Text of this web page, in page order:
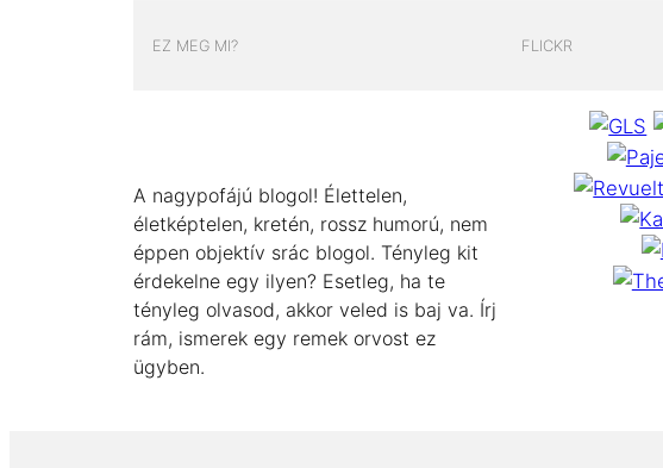
EZ MEG MI?
A nagypofájú blogol! Élettelen,
életképtelen, kretén, rossz humorú, nem
éppen objektív srác blogol. Tényleg kit
érdekelne egy ilyen? Esetleg, ha te
tényleg olvasod, akkor veled is baj va. Írj
rám, ismerek egy remek orvost ez
ügyben.
FLICKR